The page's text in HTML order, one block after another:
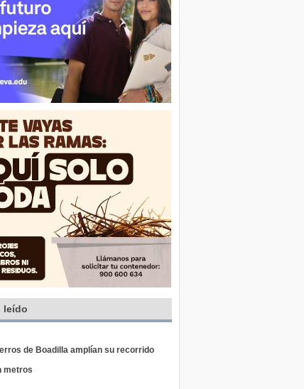
leído
de Boadilla amplían su recorrido
metros